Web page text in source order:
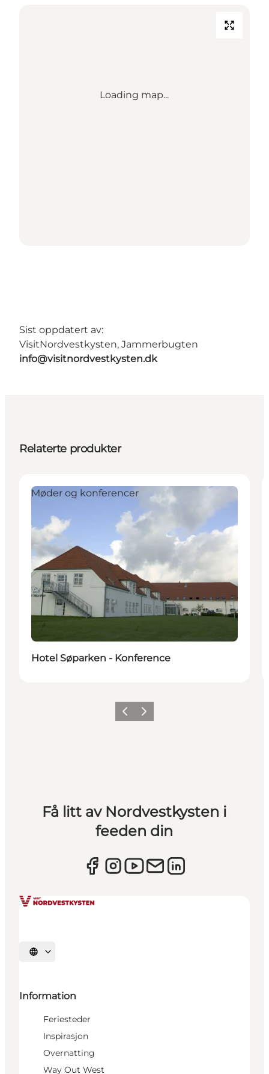
Loading map...
Sist oppdatert av:
VisitNordvestkysten, Jammerbugten
info@visitnordvestkysten.dk
Relaterte produkter
Møder og konferencer
Hotel Søparken - Konference
ForrigeNeste
Få litt av Nordvestkysten i
feeden din
Velg språk
Information
Feriesteder
Inspirasjon
Overnatting
Way Out West